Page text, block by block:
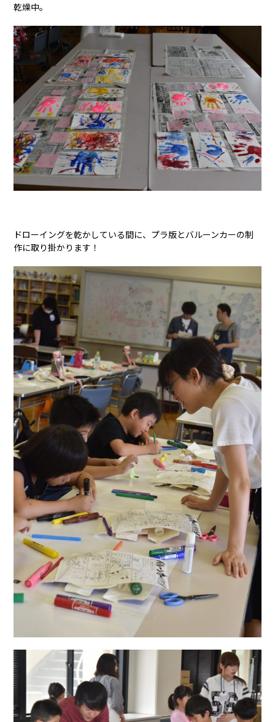
乾燥中。
ドローイングを乾かしている間に、プラ版とバルーンカーの制
作に取り掛かります！